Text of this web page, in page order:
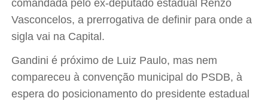
comandada pelo ex-deputado estadual Renzo
Vasconcelos, a prerrogativa de definir para onde a
sigla vai na Capital.
Gandini é próximo de Luiz Paulo, mas nem
compareceu à convenção municipal do PSDB, à
espera do posicionamento do presidente estadual